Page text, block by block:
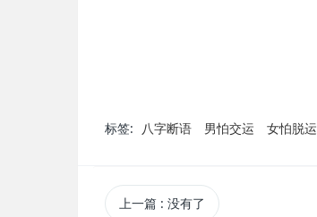
标签: 八字断语 男怕交运 女怕脱运
上一篇 : 没有了